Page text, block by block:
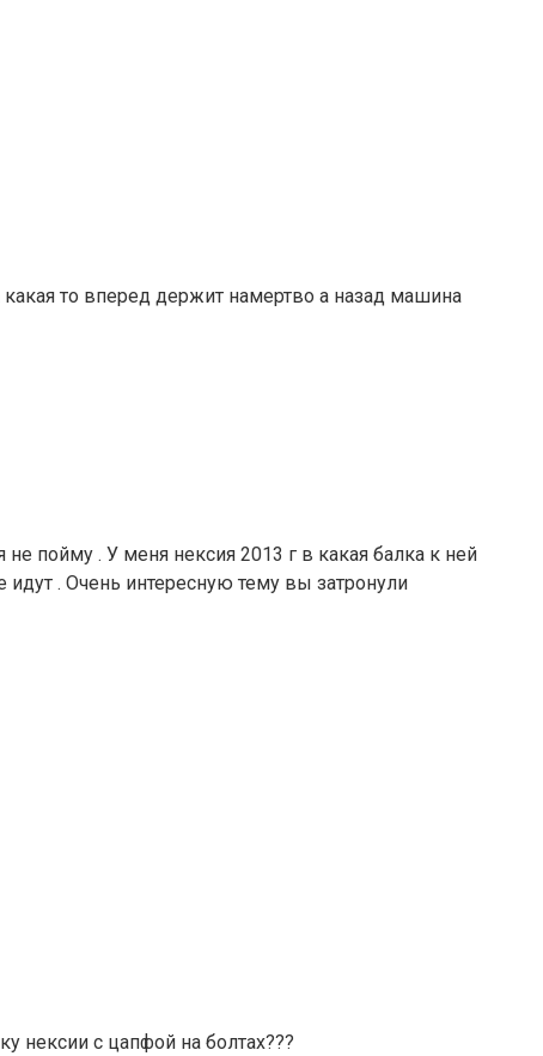
какая то вперед держит намертво а назад машина
пойму . У меня нексия 2013 г в какая балка к ней
. Очень интересную тему вы затронули
нексии с цапфой на болтах???